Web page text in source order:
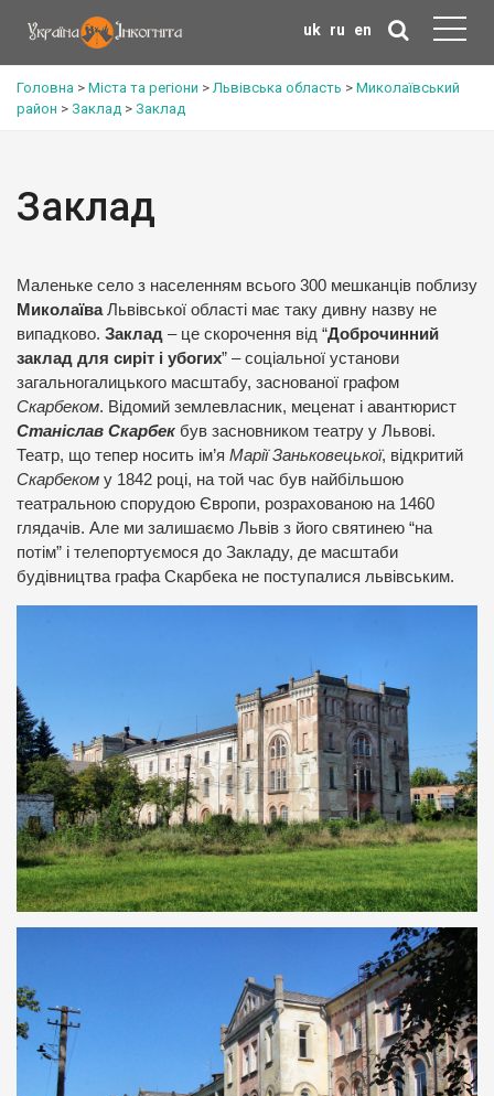
uk ru en
Головна > Міста та регіони >Львівська область > Миколаївський
район > Заклад > Заклад
Заклад
Маленьке село з населенням всього 300 мешканців поблизу
МиколаїваЛьвівської області має таку дивну назву не
випадково. Заклад – це скорочення від “Доброчинний
заклад для сиріт і убогих” – соціальної установи
загальногалицького масштабу, заснованої графом
Скарбеком. Відомий землевласник, меценат і авантюрист
Станіслав Скарбек був засновником театру у Львові.
Театр, що тепер носить ім’я Марії Заньковецької, відкритий
Скарбеком у 1842 році, на той час був найбільшою
театральною спорудою Європи, розрахованою на 1460
глядачів. Але ми залишаємо Львів з його святинею “на
потім” і телепортуємося до Закладу, де масштаби
будівництва графа Скарбека не поступалися львівським.